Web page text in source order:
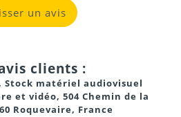
un avis
clients :
Stock matériel audiovisuel
et vidéo, 504 Chemin de la
Roquevaire, France